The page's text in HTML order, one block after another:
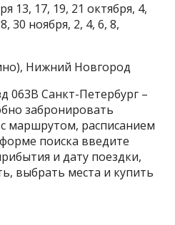
13, 17, 19, 21 октября, 4,
30 ноября, 2, 4, 6, 8,
Нижний Новгород
063В Санкт-Петербург –
забронировать
маршрутом, расписанием
поиска введите
и дату поездки,
выбрать места и купить